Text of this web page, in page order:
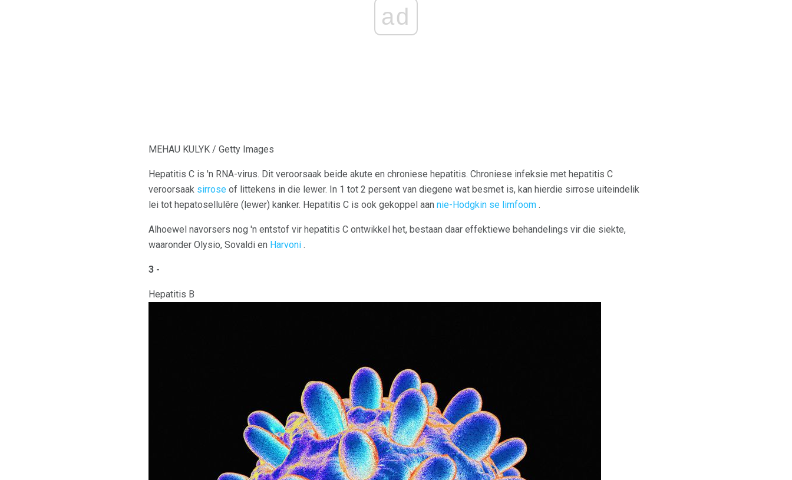
ad
MEHAU KULYK / Getty Images
Hepatitis C is 'n RNA-virus. Dit veroorsaak beide akute en chroniese hepatitis. Chroniese infeksie met hepatitis C
veroorsaak sirrose of littekens in die lewer. In 1 tot 2 persent van diegene wat besmet is, kan hierdie sirrose uiteindelik
lei tot hepatosellulêre (lewer) kanker. Hepatitis C is ook gekoppel aan nie-Hodgkin se limfoom .
Alhoewel navorsers nog 'n entstof vir hepatitis C ontwikkel het, bestaan ​​daar effektiewe behandelings vir die siekte,
waaronder Olysio, Sovaldi en Harvoni .
3 -
Hepatitis B